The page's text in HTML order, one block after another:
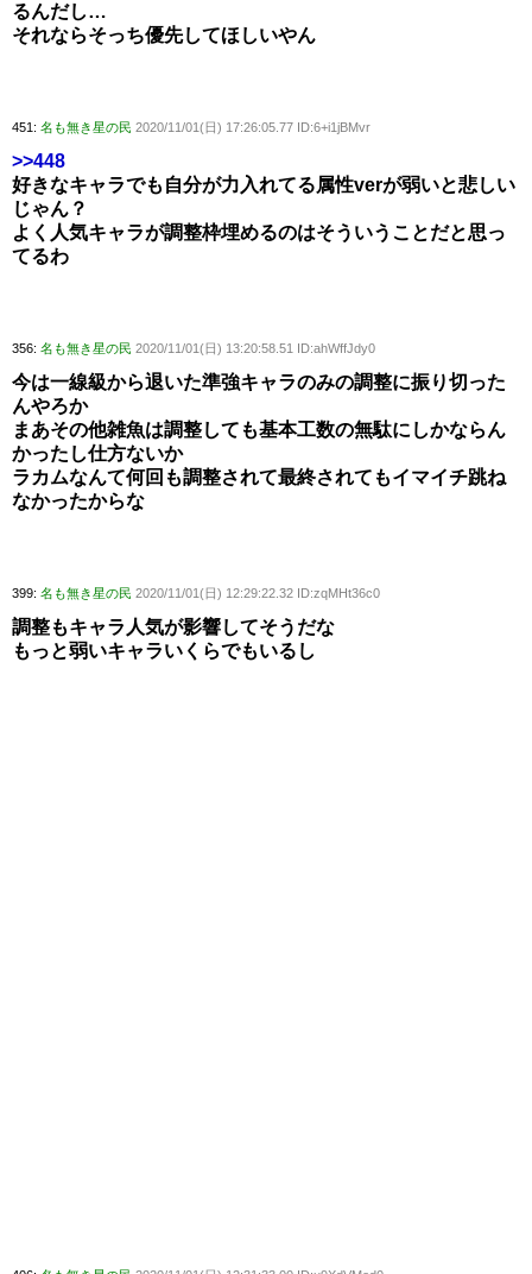
るんだし…
それならそっち優先してほしいやん
451: 名も無き星の民 2020/11/01(日) 17:26:05.77 ID:6+i1jBMvr
>>448
好きなキャラでも自分が力入れてる属性verが弱いと悲しい
じゃん？
よく人気キャラが調整枠埋めるのはそういうことだと思っ
てるわ
356: 名も無き星の民 2020/11/01(日) 13:20:58.51 ID:ahWffJdy0
今は一線級から退いた準強キャラのみの調整に振り切った
んやろか
まあその他雑魚は調整しても基本工数の無駄にしかならん
かったし仕方ないか
ラカムなんて何回も調整されて最終されてもイマイチ跳ね
なかったからな
399: 名も無き星の民 2020/11/01(日) 12:29:22.32 ID:zqMHt36c0
調整もキャラ人気が影響してそうだな
もっと弱いキャラいくらでもいるし